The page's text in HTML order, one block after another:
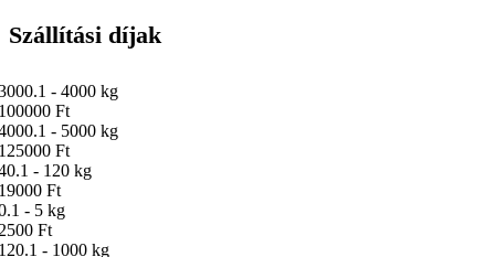
Szállítási díjak
- 4000 kg
Ft
- 5000 kg
Ft
- 120 kg
Ft
- 5 kg
Ft
- 1000 kg